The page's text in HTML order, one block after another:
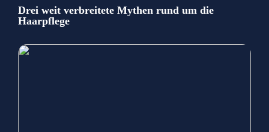
Drei weit verbreitete Mythen rund um die
Haarpflege